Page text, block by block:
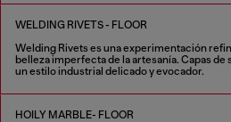
2 COLORES
WELDING RIVETS - FLOOR
Welding Rivets es una experimentación
belleza imperfecta de la artesanía. Capas
un estilo industrial delicado y evocador.
3 COLORES
HOILY MARBLE- FLOOR